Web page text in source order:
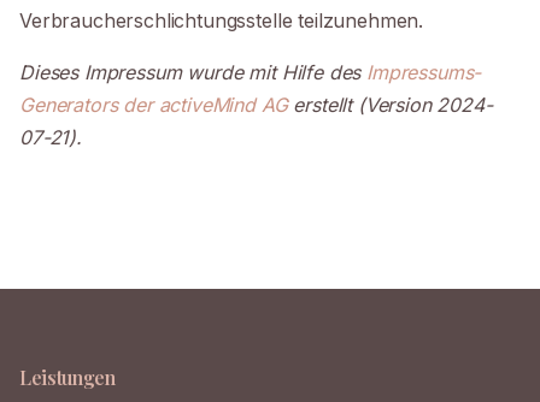
Verbraucherschlichtungsstelle teilzunehmen.
Dieses Impressum wurde mit Hilfe des Impressums-
Generators der activeMind AGerstellt (Version 2024-
07-21).
Leistungen